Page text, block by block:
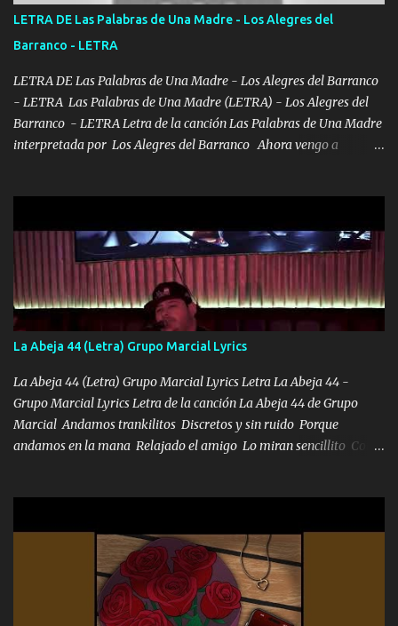
FALTA UN HERMANO DE CLAVE ERA EL 24 SIEMPRE FUE UN
HOMBRE VALIENTE POR ALGO M'URIÓ PELEAND0 SIEMPRE
VIO POR LA FAMILIA PARA QUE SIGA EL LEGADO Es el DOS de
los HERMANOS un cerebro inteligente y com...
LETRA DE Las Palabras de Una Madre - Los Alegres del
Barranco - LETRA
LETRA DE Las Palabras de Una Madre - Los Alegres del Barranco
- LETRA Las Palabras de Una Madre (LETRA) - Los Alegres del
Barranco - LETRA Letra de la canción Las Palabras de Una Madre
interpretada por Los Alegres del Barranco Ahora vengo a
quiso, él tiempo sigue pasando y nunca te olvidaremos, aquí
seguiré esperando hasta volvernos a vernos El recuerdo que yo
tengo de mi mente no se va, en mi corazón me llevo lo mismo que
tu papá, a veces me pongo triste porque no puedo mirarte, mas se
que tu me escuchas porque tu eres mi gran ángel, El desespero me
llega para reunirme contigo, tu iluminas mi sendero por siempre
serás mi niño, del amor que yo te tengo es co...
La Abeja 44 (Letra) Grupo Marcial Lyrics
La Abeja 44 (Letra) Grupo Marcial Lyrics Letra La Abeja 44 -
Grupo Marcial Lyrics Letra de la canción La Abeja 44 de Grupo
Marcial Andamos trankilitos Discretos y sin ruido Porque
andamos en la mana Relajado el amigo Lo miran sencillito Con
coronamos Se jala los marciales Y sus guitarras ya van sonando
Un gallardo me prendo Para agarrar el vuelo y la mente y
tranquilizando Tomense un buen trago Y así es como empezamos
los versos que voy cantando (Music) A vido alta y bajas La carreta
se atora Pero nunca le aflojamos Ya me han pasado cosas Y